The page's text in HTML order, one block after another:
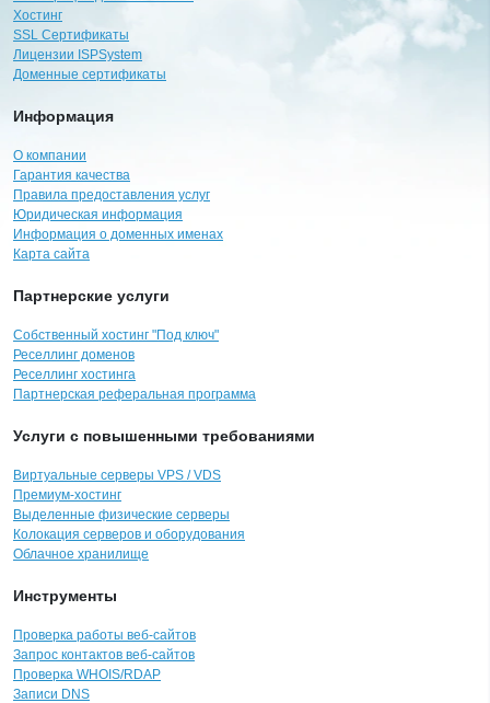
Хостинг
SSL Сертификаты
Лицензии ISPSystem
Доменные сертификаты
Информация
О компании
Гарантия качества
Правила предоставления услуг
Юридическая информация
Информация о доменных именах
Карта сайта
Партнерские услуги
Собственный хостинг "Под ключ"
Реселлинг доменов
Реселлинг хостинга
Партнерская реферальная программа
Услуги с повышенными требованиями
Виртуальные серверы VPS / VDS
Премиум-хостинг
Выделенные физические серверы
Колокация серверов и оборудования
Облачное хранилище
Инструменты
Проверка работы веб-сайтов
Запрос контактов веб-сайтов
Проверка WHOIS/RDAP
Записи DNS